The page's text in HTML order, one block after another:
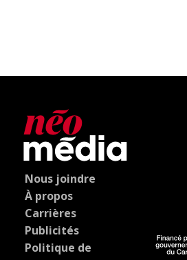
Nous joindre
À propos
Carrières
Publicités
Politique de